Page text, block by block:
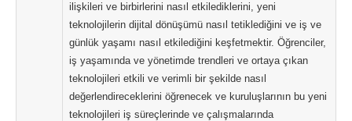
ilişkileri ve birbirlerini nasıl etkilediklerini, yeni
teknolojilerin dijital dönüşümü nasıl tetiklediğini ve iş ve
günlük yaşamı nasıl etkilediğini keşfetmektir. Öğrenciler,
iş yaşamında ve yönetimde trendleri ve ortaya çıkan
teknolojileri etkili ve verimli bir şekilde nasıl
değerlendireceklerini öğrenecek ve kuruluşlarının bu yeni
teknolojileri iş süreçlerinde ve çalışmalarında